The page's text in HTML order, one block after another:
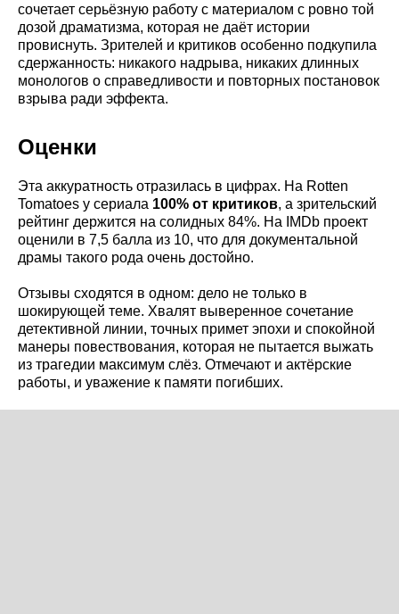
сочетает серьёзную работу с материалом с ровно той
дозой драматизма, которая не даёт истории
провиснуть. Зрителей и критиков особенно подкупила
сдержанность: никакого надрыва, никаких длинных
монологов о справедливости и повторных постановок
взрыва ради эффекта.
Оценки
Эта аккуратность отразилась в цифрах. На Rotten
Tomatoes у сериала 100% от критиков, а зрительский
рейтинг держится на солидных 84%. На IMDb проект
оценили в 7,5 балла из 10, что для документальной
драмы такого рода очень достойно.
Отзывы сходятся в одном: дело не только в
шокирующей теме. Хвалят выверенное сочетание
детективной линии, точных примет эпохи и спокойной
манеры повествования, которая не пытается выжать
из трагедии максимум слёз. Отмечают и актёрские
работы, и уважение к памяти погибших.